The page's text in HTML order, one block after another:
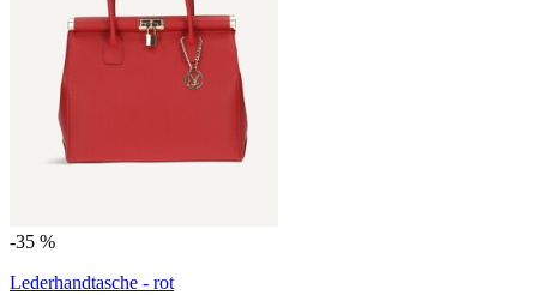
-35 %
Lederhandtasche - rot